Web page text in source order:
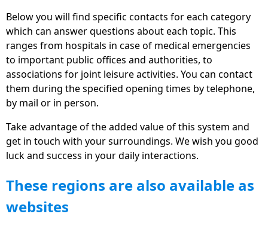
y ampliamente disponible a través de su
versión en el sitio web deutschland.welcome-app-
germany.de
Plataforma asociada www.Familie-und-
Beruf.online, para un mejor equilibrio entre la vida
laboral y personal disponible en forma de
PC.
La nueva sección "Mercado de trabajo" ofrece
ingresar en el mundo laboral.
Videos explicativos animados directamente en
Below you will find specific contacts for each category
which can answer questions about each topic. This
ranges from hospitals in case of medical emergencies
to important public offices and authorities, to
associations for joint leisure activities. You can contact
them during the specified opening times by telephone,
by mail or in person.
Take advantage of the added value of this system and
get in touch with your surroundings. We wish you good
luck and success in your daily interactions.
These regions are also available as
websites